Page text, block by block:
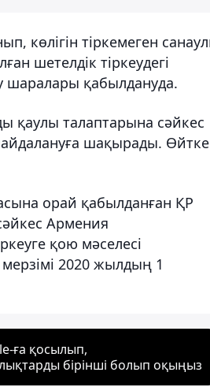
көлігін тіркемеген
шетелдік тіркеудегі
шаралары қабылдануда.
қаулы талаптарына сәйкес
шақырады.
орай қабылданған ҚР
Армения
қою мәселесі
мерзімі 2020 жылдың 1
ға қосылып,
бірінші болып оқыңыз